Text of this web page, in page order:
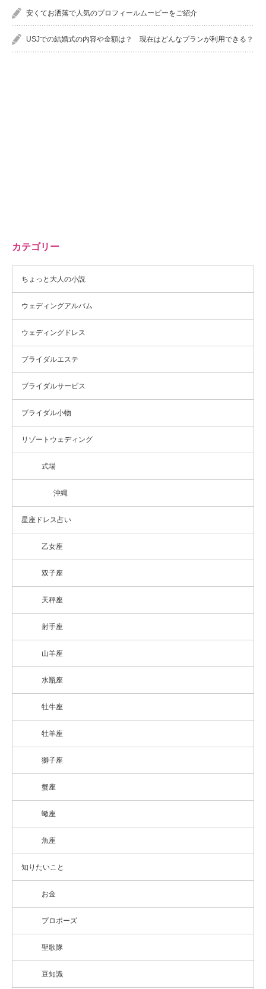
安くてお洒落で人気のプロフィールムービーをご紹介
USJでの結婚式の内容や金額は？ 現在はどんなプランが利用できる？
カテゴリー
ちょっと大人の小説
ウェディングアルバム
ウェディングドレス
ブライダルエステ
ブライダルサービス
ブライダル小物
リゾートウェディング
式場
沖縄
星座ドレス占い
乙女座
双子座
天秤座
射手座
山羊座
水瓶座
牡牛座
牡羊座
獅子座
蟹座
蠍座
魚座
知りたいこと
お金
プロポーズ
聖歌隊
豆知識